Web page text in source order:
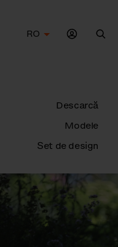
RO
Descarcă
Modele
Set de design